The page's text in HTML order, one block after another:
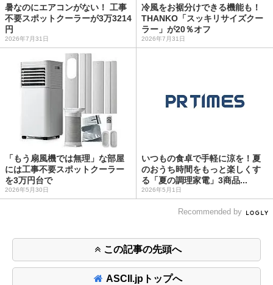
暑なのにエアコンがない！ 工事
不要スポットクーラーが3万3214
円
2026年7月31日
冷風をお裾分けできる機能も！
THANKO「スッキリサイズクー
ラー」が20％オフ
2026年7月31日
「もう扇風機では無理」な部屋
には工事不要スポットクーラー
を3万円台で
2026年5月30日
いつもの食卓で手軽に涼を！夏
のおうち時間をもっと楽しくす
る「夏の調理家電」3商品...
2026年5月1日
Recommended by
この記事の先頭へ
ASCII.jpトップへ